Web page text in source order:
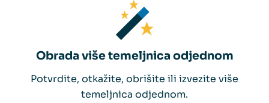
Obrada više temeljnica odjednom
Potvrdite, otkažite, obrišite ili izvezite više
temeljnica odjednom.